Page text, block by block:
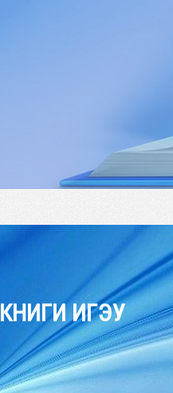
КНИГИ ИГЭУ